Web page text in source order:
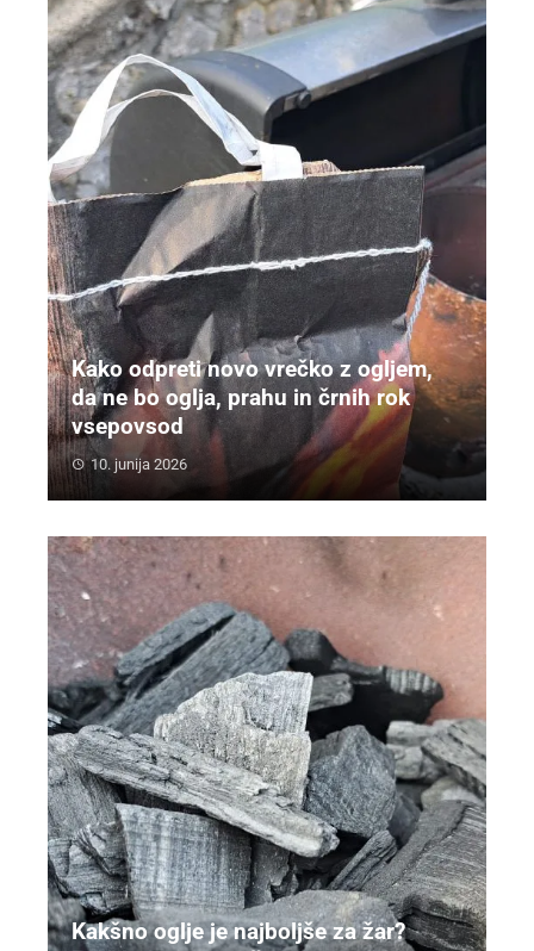
Kako odpreti novo vrečko z ogljem,
da ne bo oglja, prahu in črnih rok
vsepovsod
10. junija 2026
Kakšno oglje je najboljše za žar?